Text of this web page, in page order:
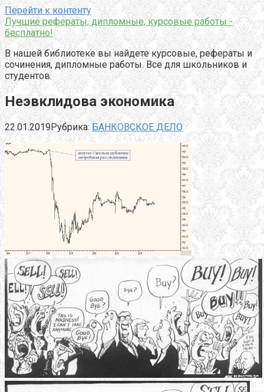
Перейти к контенту
Лучшие рефераты, дипломные, курсовые работы -
бесплатно!
В нашей библиотеке вы найдете курсовые, рефераты и
сочинения, дипломные работы. Все для школьников и
студентов.
Неэвклидова экономика
22.01.2019Рубрика: БАНКОВСКОЕ ДЕЛО